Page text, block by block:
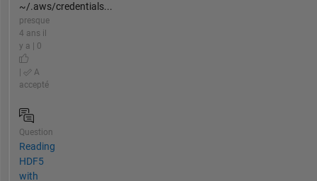
~/.aws/credentials...
presque
4 ans il
y a | 0
A
accepté
Question
Reading
HDF5
with